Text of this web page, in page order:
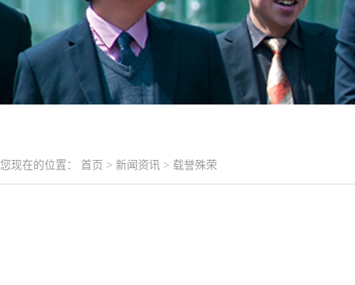
您现在的位置： 首页 > 新闻资讯 > 载誉殊荣